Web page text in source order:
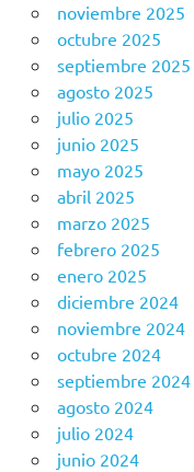
noviembre 2025
octubre 2025
septiembre 2025
agosto 2025
julio 2025
junio 2025
mayo 2025
abril 2025
marzo 2025
febrero 2025
enero 2025
diciembre 2024
noviembre 2024
octubre 2024
septiembre 2024
agosto 2024
julio 2024
junio 2024